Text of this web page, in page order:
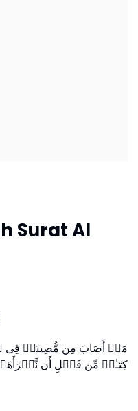
Surat Al
مَاۤ أَصَابَ مِن مُّصِیبَةࣲ فِی
كِتَـٰبࣲ مِّن قَبۡلِ أَن